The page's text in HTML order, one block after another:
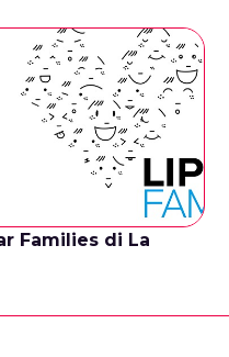
Families di La